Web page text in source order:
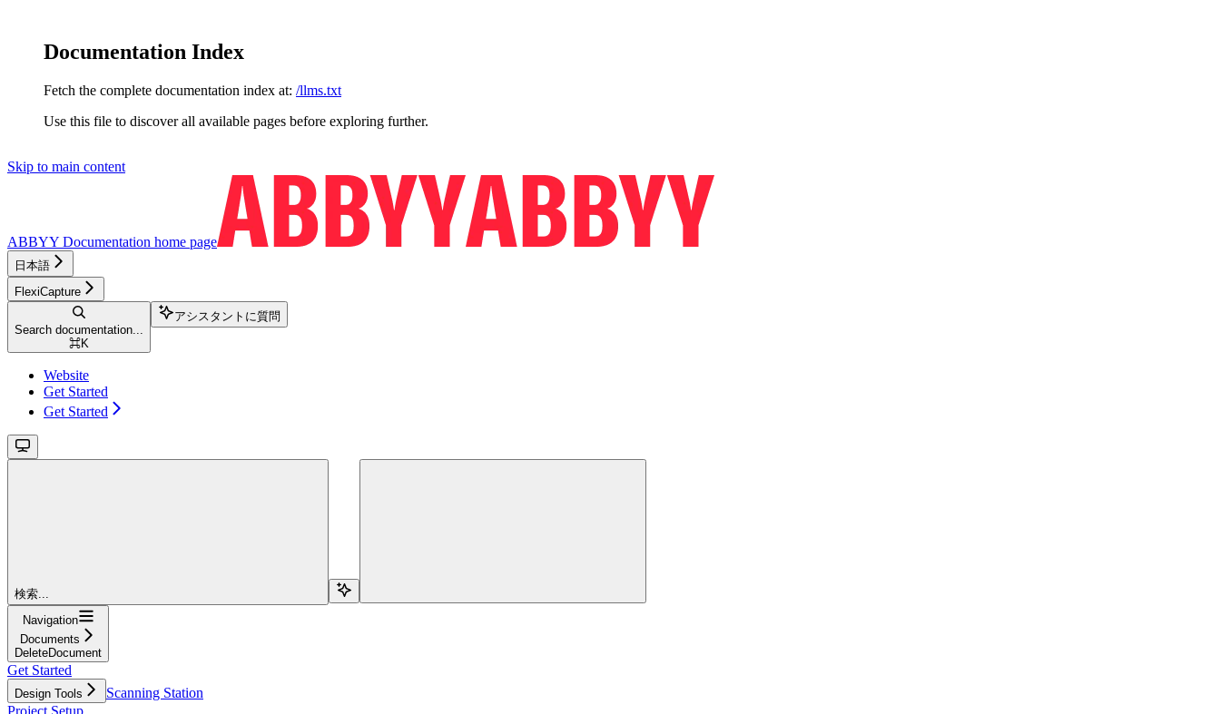
Documentation Index
Fetch the complete documentation index at: /llms.txt
Use this file to discover all available pages before exploring further.
Skip to main content
ABBYY Documentation home page
日本語
FlexiCapture
Search documentation...
⌘K
アシスタントに質問
Website
Get Started
Get Started
検索...
Navigation
Documents
DeleteDocument
Get Started
Design Tools
Scanning Station
Project Setup